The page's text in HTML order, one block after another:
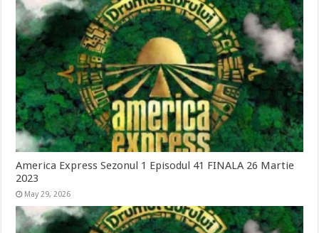
America Express Sezonul 1 Episodul 41 FINALA 26 Martie
2023
May 29, 2026